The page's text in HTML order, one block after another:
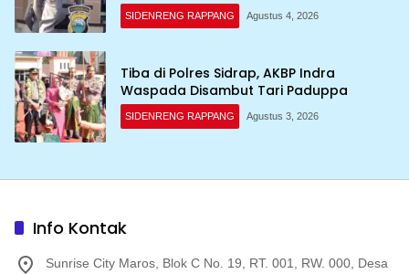
SIDENRENG RAPPANG Agustus 4, 2026
Tiba di Polres Sidrap, AKBP Indra
Waspada Disambut Tari Paduppa
SIDENRENG RAPPANG Agustus 3, 2026
Info Kontak
Sunrise City Maros, Blok C No. 19, RT. 001, RW. 000, Desa